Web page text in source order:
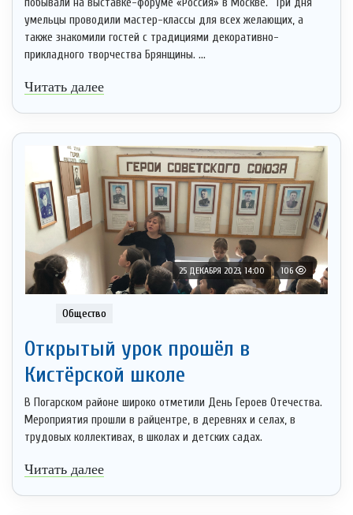
умельцы проводили мастер-классы для всех желающих, а
также знакомили гостей с традициями декоративно-
прикладного творчества Брянщины. ...
Читать далее
25 ДЕКАБРЯ 2023, 14:00 106
Общество
Открытый урок прошёл в
Кистёрской школе
В Погарском районе широко отметили День Героев Отечества.
Мероприятия прошли в райцентре, в деревнях и селах, в
трудовых коллективах, в школах и детских садах.
Читать далее